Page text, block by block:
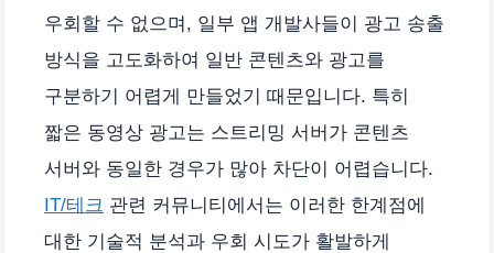
우회할 수 없으며, 일부 앱 개발사들이 광고 송출
방식을 고도화하여 일반 콘텐츠와 광고를
구분하기 어렵게 만들었기 때문입니다. 특히
짧은 동영상 광고는 스트리밍 서버가 콘텐츠
서버와 동일한 경우가 많아 차단이 어렵습니다.
IT/테크 관련 커뮤니티에서는 이러한 한계점에
대한 기술적 분석과 우회 시도가 활발하게